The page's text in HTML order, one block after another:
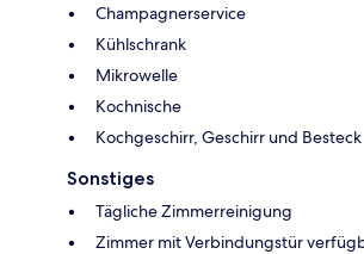
Champagnerservice
Kühlschrank
Mikrowelle
Kochnische
Kochgeschirr, Geschirr und Besteck
Sonstiges
Tägliche Zimmerreinigung
Zimmer mit Verbindungstür